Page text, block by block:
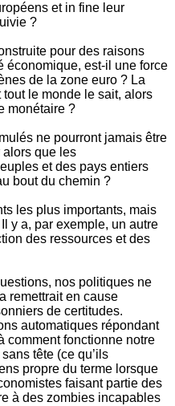
et in fine leur
?
pour des raisons
économique, est-il une force
de la zone euro ? La
le monde le sait, alors
monétaire ?
ne pourront jamais être
alors que les
et des pays entiers
bout du chemin ?
les plus importants, mais
y a, par exemple, un autre
des ressources et des
nos politiques ne
remettrait en cause
de certitudes.
automatiques répondant
comment fonctionne notre
tête (ce qu’ils
propre du terme lorsque
faisant partie des
à des zombies incapables